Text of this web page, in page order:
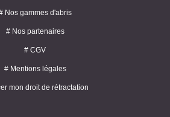
Nos gammes d'abris
# Nos partenaires
# CGV
# Mentions légales
mon droit de rétractation